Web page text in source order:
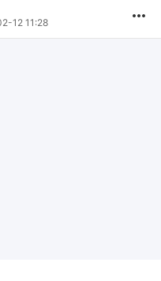
12 11:28